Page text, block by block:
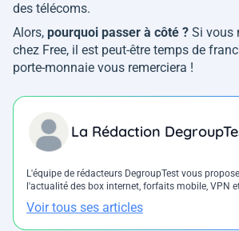
des télécoms.
Alors, pourquoi passer à côté ? Si vous
chez Free, il est peut-être temps de
porte-monnaie vous remerciera !
La Rédaction
L'équipe de rédacteurs DegroupTest vous
l'actualité des box internet, forfaits mobile, VPN
Voir tous ses articles